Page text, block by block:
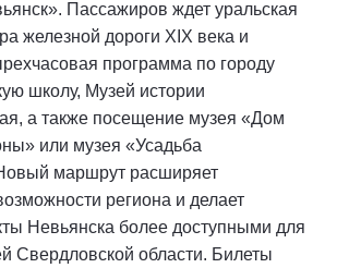
Пассажиров ждет уральская
железной дороги XIX века и
программа по городу
школу, Музей истории
а также посещение музея «Дом
или музея «Усадьба
маршрут расширяет
региона и делает
Невьянска более доступными для
Свердловской области. Билеты